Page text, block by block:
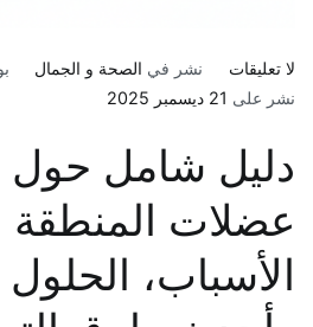
لا تعليقات على
اتساع
المنطقة
الحميمة:
الأسباب،
الطبية،
والطرق
نشر في الصحة و الجمال
نشر على 21 ديسمبر 2025
دليل شامل حول
عضلات المنطقة
الأسباب، الحلول